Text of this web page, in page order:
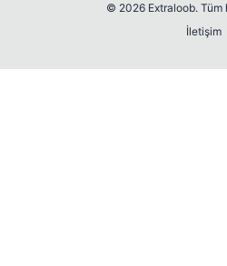
© 2026 Extraloob. Tüm
İletişim